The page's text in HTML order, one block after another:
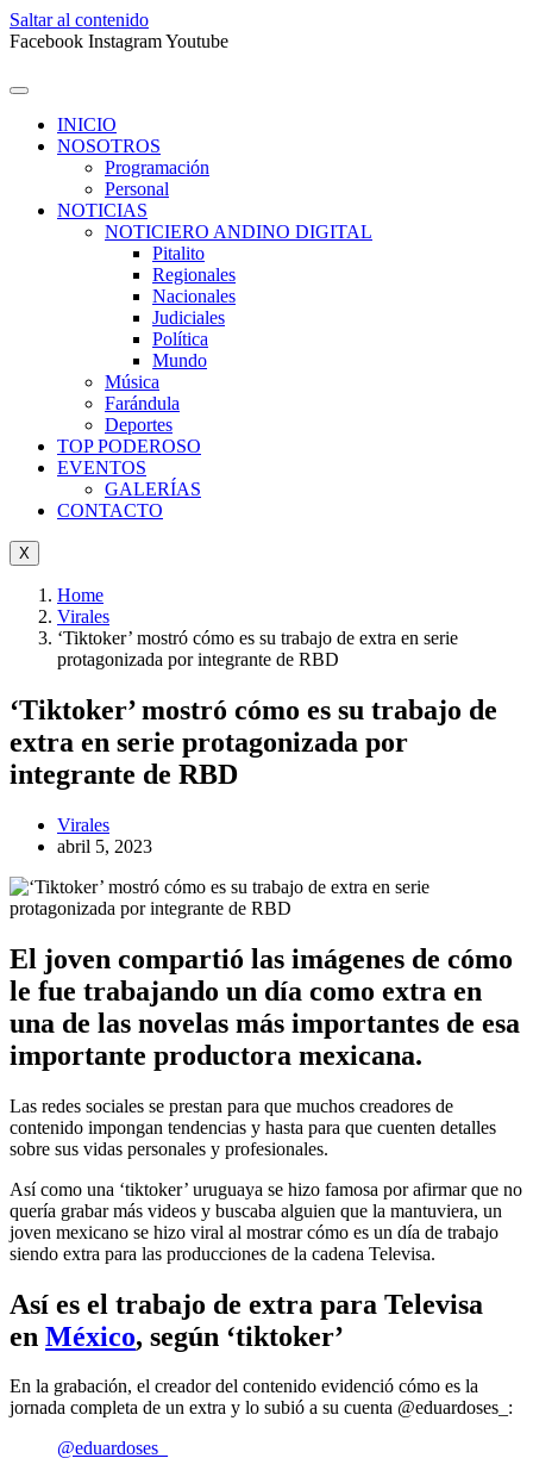
Saltar al contenido
Facebook InstagramYoutube
INICIO
NOSOTROS
Programación
Personal
NOTICIAS
NOTICIERO ANDINO DIGITAL
Pitalito
Regionales
Nacionales
Judiciales
Política
Mundo
Música
Farándula
Deportes
TOP PODEROSO
EVENTOS
GALERÍAS
CONTACTO
X
Home
Virales
‘Tiktoker’ mostró cómo es su trabajo de extra en serie
protagonizada por integrante de RBD
‘Tiktoker’ mostró cómo es su trabajo de
extra en serie protagonizada por
integrante de RBD
Virales
abril 5, 2023
El joven compartió las imágenes de cómo
le fue trabajando un día como extra en
una de las novelas más importantes de esa
importante productora mexicana.
Las redes sociales se prestan para que muchos creadores de
contenido impongan tendencias y hasta para que cuenten detalles
sobre sus vidas personales y profesionales.
Así como una ‘tiktoker’ uruguaya se hizo famosa por afirmar que no
quería grabar más videos y buscaba alguien que la mantuviera, un
joven mexicano se hizo viral al mostrar cómo es un día de trabajo
siendo extra para las producciones de la cadena Televisa.
Así es el trabajo de extra para Televisa
en México, según ‘tiktoker’
En la grabación, el creador del contenido evidenció cómo es la
jornada completa de un extra y lo subió a su cuenta @eduardoses_:
@eduardoses_